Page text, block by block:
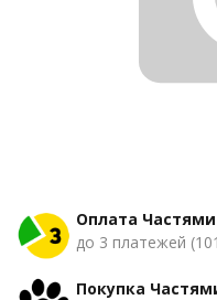
Оплата
до 3 платежей
Покупка